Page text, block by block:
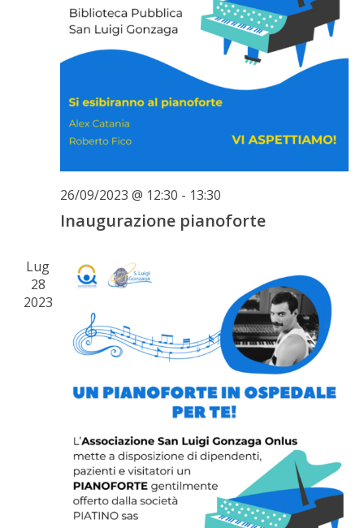
26/09/2023 @ 12:30 - 13:30
Inaugurazione pianoforte
Lug
28
2023